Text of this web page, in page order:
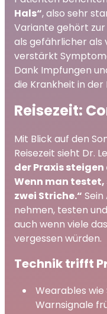
Hals“, also sehr
Variante gehört
als gefährlicher als
verstärkt
Dank Impfungen
die Krankheit in der
Reisezeit:
Mit Blick auf den
Reisezeit sieht Dr.
der Praxis
Wenn man
zwei Striche.“
nehmen, testen
auch wenn viele
vergessen würden.
Technik trifft
Wearables
Warnsignale